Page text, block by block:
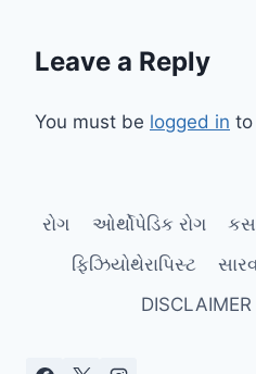
Leave a Reply
You must be logged in to
રોગ ઓર્થોપેડિક રોગ
ફિઝિયોથેરાપિસ્ટ
DISCLAIMER